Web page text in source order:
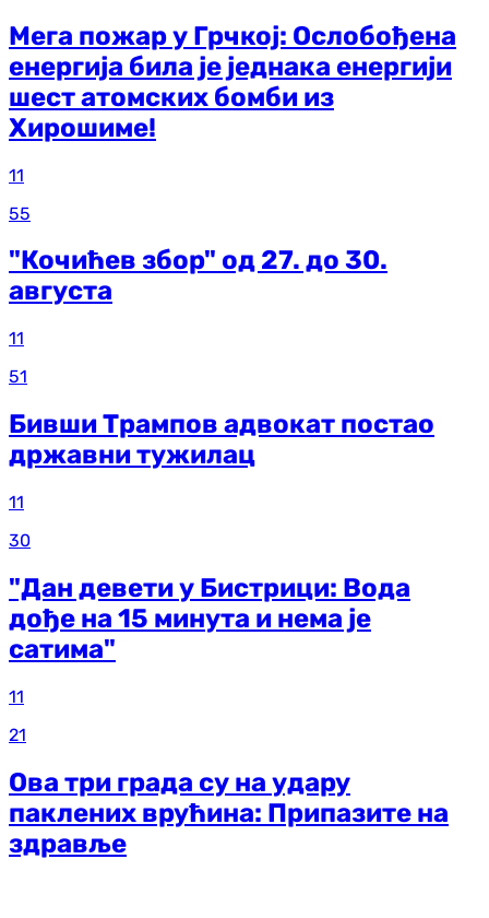
Мега пожар у Грчкој: Ослобођена
енергија била је једнака енергији
шест атомских бомби из
Хирошиме!
11
55
"Кочићев збор" од 27. до 30.
августа
11
51
Бивши Трампов адвокат постао
државни тужилац
11
30
"Дан девети у Бистрици: Вода
дође на 15 минута и нема је
сатима"
11
21
Ова три града су на удару
паклених врућина: Припазите на
здравље